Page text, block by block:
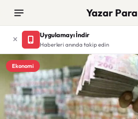
Yazar Para
Uygulamayı İndir
Haberleri anında takip edin
Ekonomi